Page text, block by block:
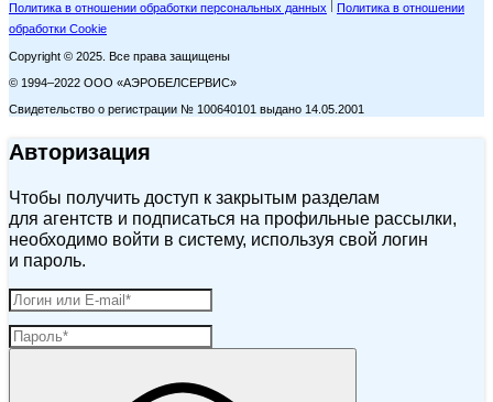
Политика в отношении обработки персональных данных
Политика в отношении
обработки Cookie
Copyright © 2025. Все права защищены
© 1994–2022 ООО «АЭРОБЕЛСЕРВИС»
Свидетельство о регистрации № 100640101 выдано 14.05.2001
Авторизация
Чтобы получить доступ к закрытым разделам
для агентств и подписаться на профильные рассылки,
необходимо войти в систему, используя свой логин
и пароль.